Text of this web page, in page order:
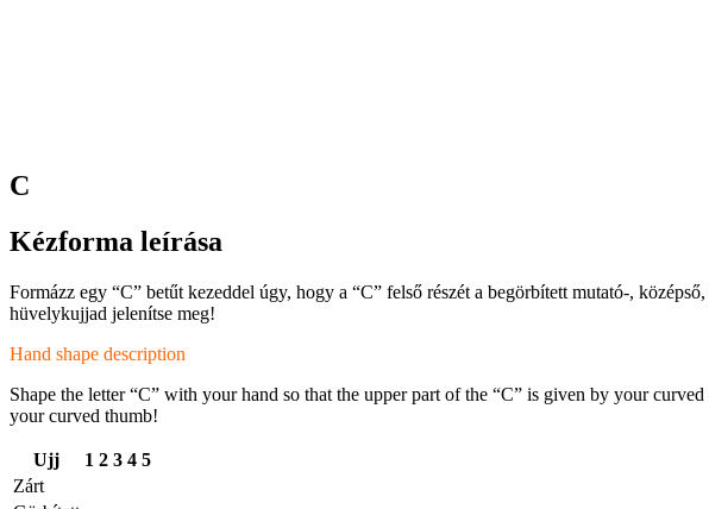
C
Kézforma leírása
Formázz egy “C” betűt kezeddel úgy, hogy a “C” felső részét a begörbített mutató-,
hüvelykujjad jelenítse meg!
Hand shape description
Shape the letter “C” with your hand so that the upper part of the “C” is given by your
your curved thumb!
Ujj 1 2 3 4 5
Zárt